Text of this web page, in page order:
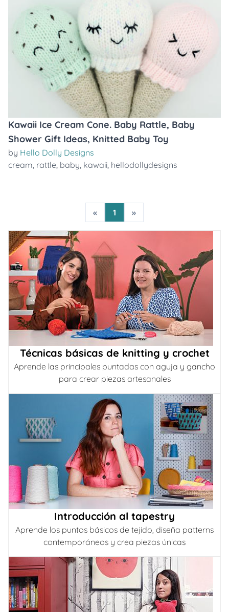
Kawaii Ice Cream Cone. Baby Rattle, Baby
Shower Gift Ideas, Knitted Baby Toy
by Hello Dolly Designs
cream, rattle, baby, kawaii, hellodollydesigns
« 1 »
Técnicas básicas de knitting y crochet
Aprende las principales puntadas con aguja y gancho
para crear piezas artesanales
Introducción al tapestry
Aprende los puntos básicos de tejido, diseña patterns
contemporáneos y crea piezas únicas